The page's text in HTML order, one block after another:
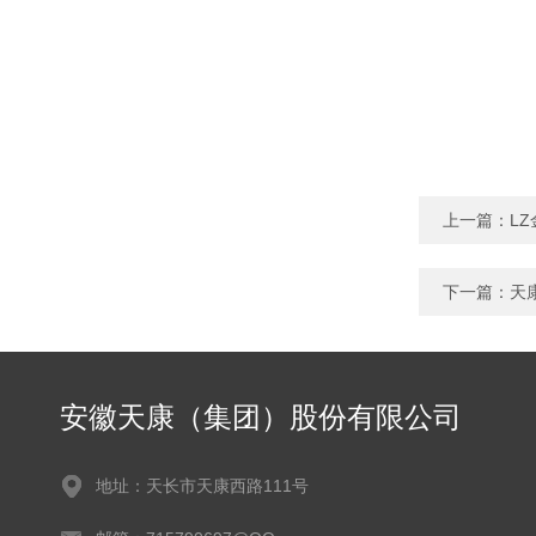
上一篇： LZ
下一篇： 天
安徽天康（集团）股份有限公司
地址：天长市天康西路111号